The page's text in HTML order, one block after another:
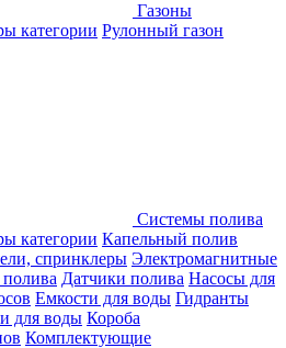
Газоны
категории Рулонный газон
Системы полива
категории Капельный полив
спринклеры Электромагнитные
Датчики полива Насосы для
Емкости для воды Гидранты
для воды Короба
Комплектующие